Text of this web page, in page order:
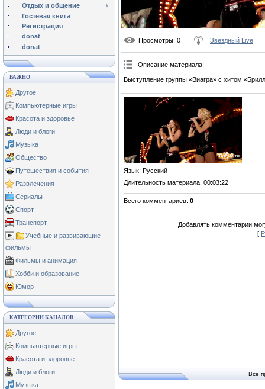
Отдых и общение
Гостевая книга
Регистрация
donat
donat
ВАЖНО
Другое
Компьютерные игры
Красота и здоровье
Люди и блоги
Музыка
Общество
Путешествия и события
Развлечения
Сериалы
Спорт
Транспорт
Учебные и развивающие
фильмы
Фильмы и анимация
Хобби и образование
Юмор
КАТЕГОРИИ КАНАЛОВ
Другое
Компьютерные игры
Красота и здоровье
Люди и блоги
Музыка
Просмотры: 0 Звездный Live
Описание материала:
Выступление группы «Виагра» с хитом
Язык: Русский
Длительность материала: 00:03:22
Всего комментариев: 0
Добавлять комментарии
[
Все